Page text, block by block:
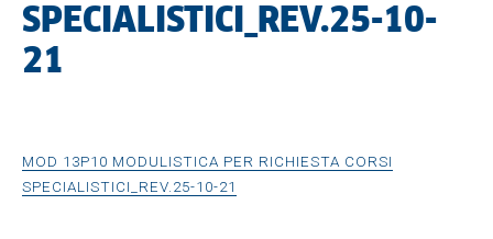
SPECIALISTICI_REV.25-10-
21
MOD 13P10 MODULISTICA PER RICHIESTA CORSI
SPECIALISTICI_REV.25-10-21